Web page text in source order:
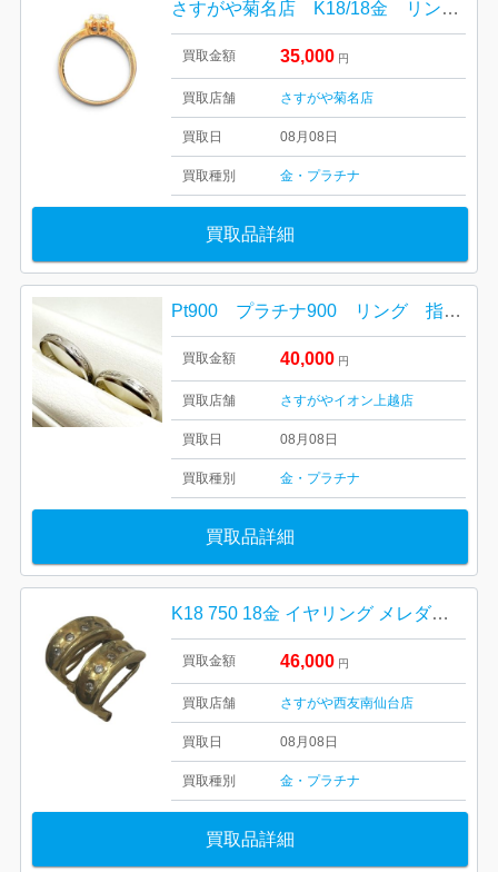
さすがや菊名店 K18/18金 リング 高価買取しました！
買取金額 35,000 円
買取店舗 さすがや菊名店
買取日 08月08日
買取種別 金・プラチナ
買取品詳細
Pt900 プラチナ900 リング 指輪 アクセサリー
買取金額 40,000 円
買取店舗 さすがやイオン上越店
買取日 08月08日
買取種別 金・プラチナ
買取品詳細
K18 750 18金 イヤリング メレダイヤ
買取金額 46,000 円
買取店舗 さすがや西友南仙台店
買取日 08月08日
買取種別 金・プラチナ
買取品詳細